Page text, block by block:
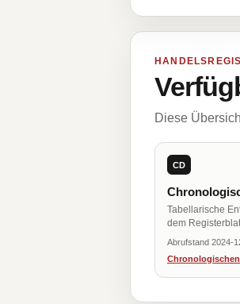
Diese
CD
Tabellarische
dem
Abrufstand 2024-